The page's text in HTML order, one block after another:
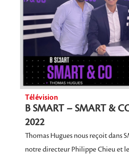
Télévision
B SMART – SMART &
2022
Thomas Hugues nous reçoit dans
notre directeur Philippe Chieu et